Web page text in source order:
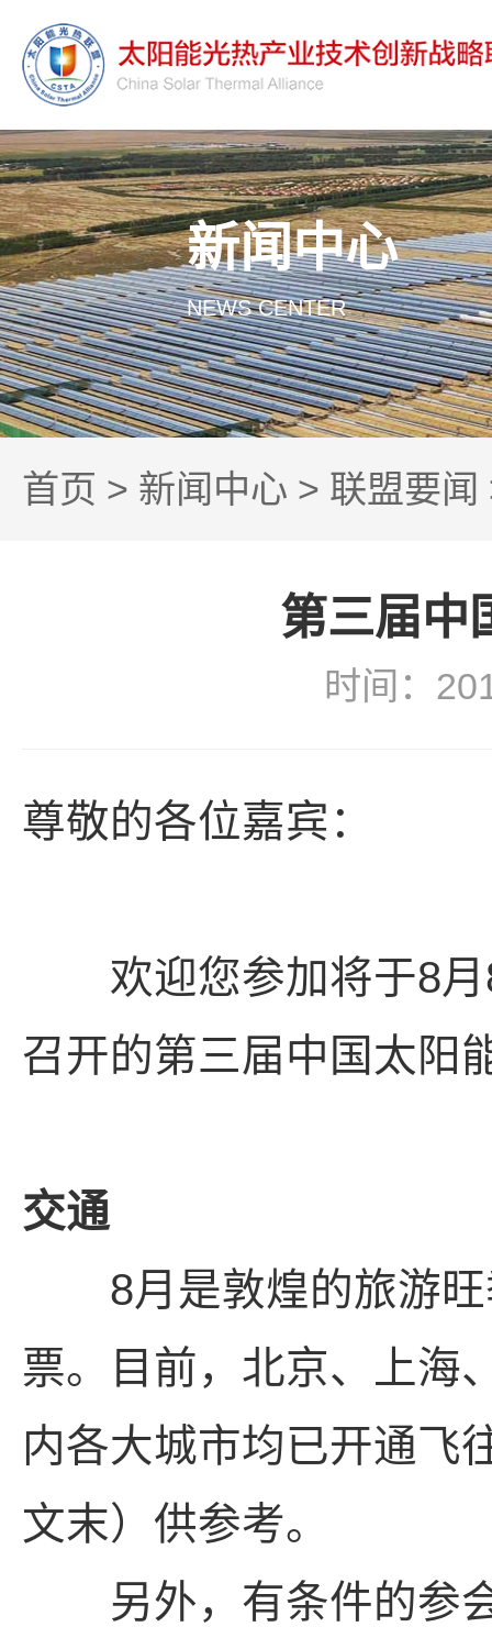
新闻中心
NEWS CENTER
首页 > 新闻中心 > 联盟要闻
第三届中
时间：
尊敬的各位嘉宾：
欢迎您参加将于8月
召开的第三届中国太阳
交通
8月是敦煌的旅游旺
票。目前，北京、上海
内各大城市均已开通飞
文末）供参考。
另外，有条件的参会